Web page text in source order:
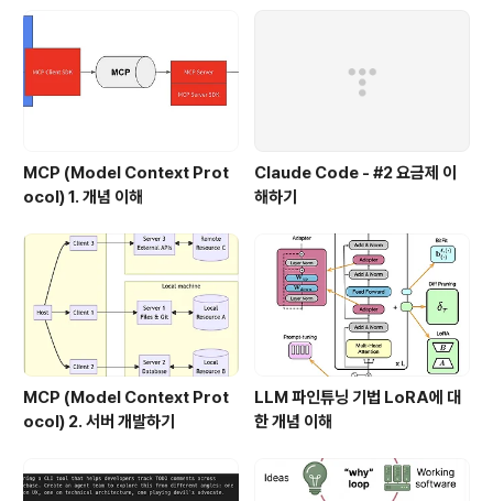
er는 트렌젝션 처리에 의한 결과와 로그를 분석하는 Laye
System) 그리고 은행에서는 ..
MCP (Model Context Prot
ocol) 1. 개념 이해
Claude Code - #2 요금제 이
해하기
MCP (Model Context Prot
ocol) 2. 서버 개발하기
LLM 파인튜닝 기법 LoRA에 대
한 개념 이해